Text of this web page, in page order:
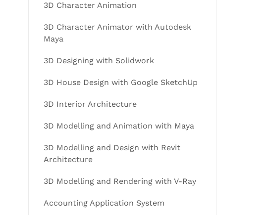
3D Character Animation
3D Character Animator with Autodesk
Maya
3D Designing with Solidwork
3D House Design with Google SketchUp
3D Interior Architecture
3D Modelling and Animation with Maya
3D Modelling and Design with Revit
Architecture
3D Modelling and Rendering with V-Ray
Accounting Application System